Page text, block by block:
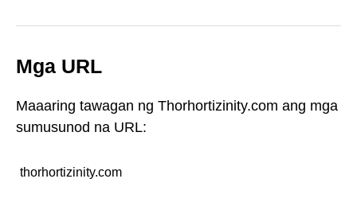
Mga URL
Maaaring tawagan ng Thorhortizinity.com ang mga
sumusunod na URL:
thorhortizinity.com